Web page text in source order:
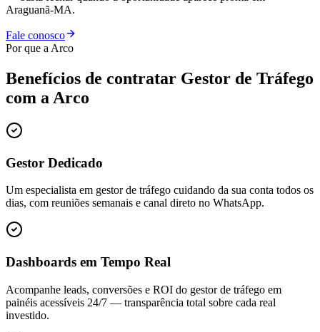
Araguanã-MA.
Fale conosco
Por que a Arco
Benefícios de contratar Gestor de Tráfego
com a Arco
Gestor Dedicado
Um especialista em gestor de tráfego cuidando da sua conta todos os
dias, com reuniões semanais e canal direto no WhatsApp.
Dashboards em Tempo Real
Acompanhe leads, conversões e ROI do gestor de tráfego em
painéis acessíveis 24/7 — transparência total sobre cada real
investido.